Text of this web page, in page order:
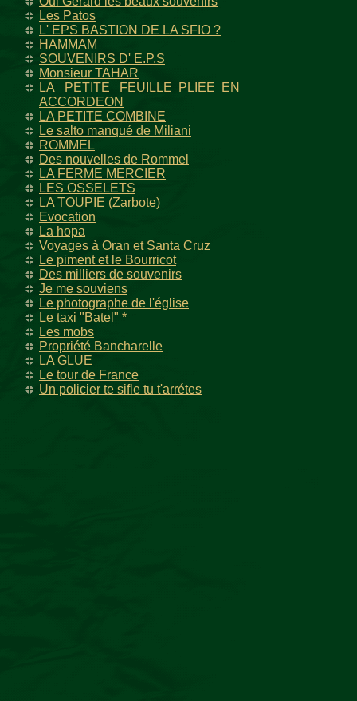
Les Patos
L' EPS BASTION DE LA SFIO ?
HAMMAM
SOUVENIRS D' E.P.S
Monsieur TAHAR
LA PETITE FEUILLE PLIEE EN
ACCORDEON
LA PETITE COMBINE
Le salto manqué de Miliani
ROMMEL
Des nouvelles de Rommel
LA FERME MERCIER
LES OSSELETS
LA TOUPIE (Zarbote)
Evocation
La hopa
Voyages à Oran et Santa Cruz
Le piment et le Bourricot
Des milliers de souvenirs
Je me souviens
Le photographe de l'église
Le taxi "Batel" *
Les mobs
Propriété Bancharelle
LA GLUE
Le tour de France
Un policier te sifle tu t'arrétes